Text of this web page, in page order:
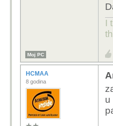
I
Moj PC
HCMAA
8 godina
u